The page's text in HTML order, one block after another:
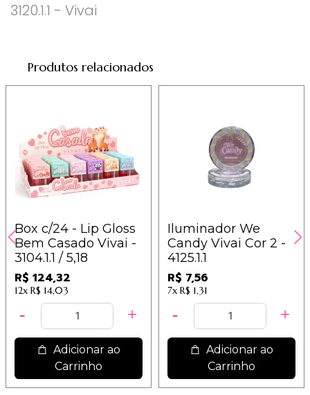
3120.1.1 - Vivai
Produtos relacionados
Box c/24 - Lip Gloss
Bem Casado Vivai -
3104.1.1 / 5,18
R$ 124,32
12x R$ 14,03
Adicionar ao
Carrinho
Iluminador We
Candy Vivai Cor 2 -
4125.1.1
R$ 7,56
7x R$ 1,31
Adicionar ao
Carrinho